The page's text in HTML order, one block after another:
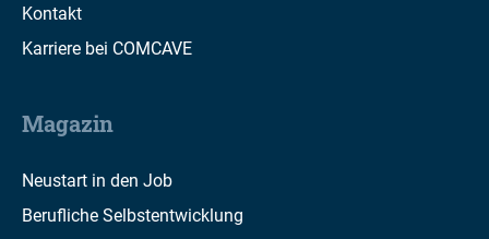
Kontakt
Karriere bei COMCAVE
Magazin
Neustart in den Job
Berufliche Selbstentwicklung